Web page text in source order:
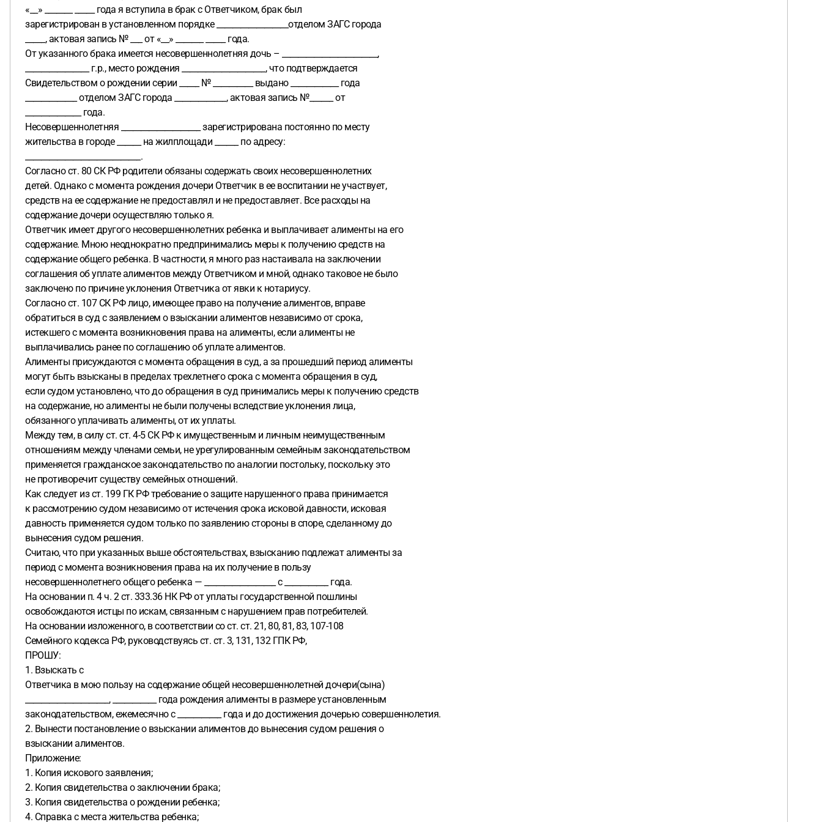
«__» _______ _____ года я вступила в брак с Ответчиком, брак был
зарегистрирован в установленном порядке __________________отделом ЗАГС города
_____, актовая запись № ___ от «__» _______ _____ года.
От указанного брака имеется несовершеннолетняя дочь – ________________________,
________________ г.р., место рождения _____________________, что подтверждается
Свидетельством о рождении серии _____ № __________ выдано ____________ года
_____________ отделом ЗАГС города _____________, актовая запись №______ от
______________ года.
Несовершеннолетняя ____________________ зарегистрирована постоянно по месту
жительства в городе ______ на жилплощади ______ по адресу:
_____________________________.
Согласно ст. 80 СК РФ родители обязаны содержать своих несовершеннолетних
детей. Однако с момента рождения дочери Ответчик в ее воспитании не участвует,
средств на ее содержание не предоставлял и не предоставляет. Все расходы на
содержание дочери осуществляю только я.
Ответчик имеет другого несовершеннолетних ребенка и выплачивает алименты на его
содержание. Мною неоднократно предпринимались меры к получению средств на
содержание общего ребенка. В частности, я много раз настаивала на заключении
соглашения об уплате алиментов между Ответчиком и мной, однако таковое не было
заключено по причине уклонения Ответчика от явки к нотариусу.
Согласно ст. 107 СК РФ лицо, имеющее право на получение алиментов, вправе
обратиться в суд с заявлением о взыскании алиментов независимо от срока,
истекшего с момента возникновения права на алименты, если алименты не
выплачивались ранее по соглашению об уплате алиментов.
Алименты присуждаются с момента обращения в суд, а за прошедший период алименты
могут быть взысканы в пределах трехлетнего срока с момента обращения в суд,
если судом установлено, что до обращения в суд принимались меры к получению средств
на содержание, но алименты не были получены вследствие уклонения лица,
обязанного уплачивать алименты, от их уплаты.
Между тем, в силу ст. ст. 4-5 СК РФ к имущественным и личным неимущественным
отношениям между членами семьи, не урегулированным семейным законодательством
применяется гражданское законодательство по аналогии постольку, поскольку это
не противоречит существу семейных отношений.
Как следует из ст. 199 ГК РФ требование о защите нарушенного права принимается
к рассмотрению судом независимо от истечения срока исковой давности, исковая
давность применяется судом только по заявлению стороны в споре, сделанному до
вынесения судом решения.
Считаю, что при указанных выше обстоятельствах, взысканию подлежат алименты за
период с момента возникновения права на их получение в пользу
несовершеннолетнего общего ребенка — __________________ с ___________ года.
На основании п. 4 ч. 2 ст. 333.36 НК РФ от уплаты государственной пошлины
освобождаются истцы по искам, связанным с нарушением прав потребителей.
На основании изложенного, в соответствии со ст. ст. 21, 80, 81, 83, 107-108
Семейного кодекса РФ, руководствуясь ст. ст. 3, 131, 132 ГПК РФ,
ПРОШУ:
1. Взыскать с
Ответчика в мою пользу на содержание общей несовершеннолетней дочери(сына)
_____________________, ___________ года рождения алименты в размере установленным
законодательством, ежемесячно с ___________ года и до достижения дочерью совершеннолетия.
2. Вынести постановление о взыскании алиментов до вынесения судом решения о
взыскании алиментов.
Приложение:
1. Копия искового заявления;
2. Копия свидетельства о заключении брака;
3. Копия свидетельства о рождении ребенка;
4. Справка с места жительства ребенка;